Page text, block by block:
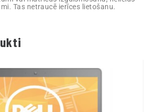
Tas netraucē ierīces lietošanu.